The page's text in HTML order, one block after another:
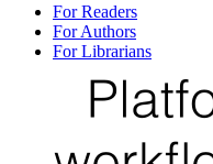
For Readers
For Authors
For Librarians